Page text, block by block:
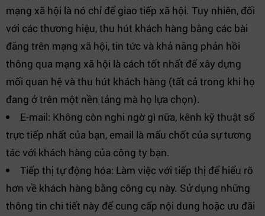
mạng xã hội là nó chỉ để giao tiếp xã hội. Tuy nhiên, đối
với các thương hiệu, thu hút khách hàng bằng các bài
đăng trên mạng xã hội, tin tức và khả năng phản hồi
thông qua mạng xã hội là cách tốt nhất để xây dựng
mối quan hệ và thu hút khách hàng (tất cả trong khi họ
đang ở trên một nền tảng mà họ lựa chọn).
E-mail: Không còn nghi ngờ gì nữa, kênh kỹ thuật số
trực tiếp nhất của bạn, email là mấu chốt của sự tương
tác với khách hàng của công ty bạn.
Tiếp thị tự động hóa: Làm việc với tiếp thị để hiểu rõ
hơn về khách hàng bằng công cụ này. Sử dụng những
thông tin chi tiết này để cung cấp nội dung hoặc ưu đãi